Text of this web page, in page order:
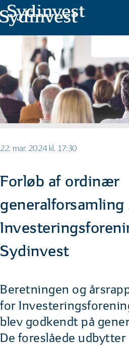
MARKEDSFØRINGSMATERIALE
22. mar. 2024 kl. 17:30
Forløb af ordinær
Sydinvest
Beretningen og
for
blev godkendt på
De foreslåede